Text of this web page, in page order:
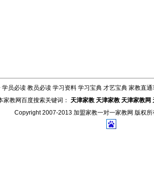
学员必读 教员必读 学习资料 学习宝典 才艺宝典 家教直通
家教网百度搜索关键词：
天津家教 天津家教 天津家教网
Copyright 2007-2013 加盟家教一对一家教网 版权所